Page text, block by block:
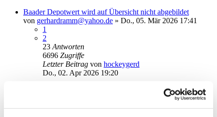
Baader Depotwert wird auf Übersicht nicht abgebildet
von gerhardramm@yahoo.de » Do., 05. Mär 2026 17:41
1
2
23 Antworten
6696 Zugriffe
Letzter Beitrag von hockeygerd
Do., 02. Apr 2026 19:20
neuen Speicherort der Nutzerdatendateien festlegen
1Antworten